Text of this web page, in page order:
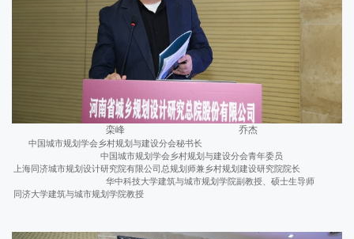
栾峰 乔杰
中国城市规划学会乡村规划与建设分会秘书长
中国城市规划学会乡村规划与建设分会青年委员
上海同济城市规划设计研究院有限公司总规划师兼乡村规划建设研究院院长
华中科技大学建筑与城市规划学院副教授、硕士生导师
同济大学建筑与城市规划学院教授